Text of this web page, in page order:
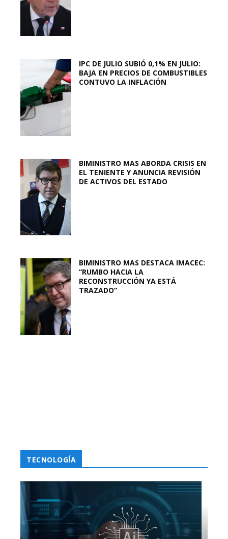
IPC DE JULIO SUBIÓ 0,1% EN JULIO:
BAJA EN PRECIOS DE COMBUSTIBLES
CONTUVO LA INFLACIÓN
BIMINISTRO MAS ABORDA CRISIS EN
EL TENIENTE Y ANUNCIA REVISIÓN
DE ACTIVOS DEL ESTADO
BIMINISTRO MAS DESTACA IMACEC:
“RUMBO HACIA LA
RECONSTRUCCIÓN YA ESTÁ
TRAZADO”
TECNOLOGÍA